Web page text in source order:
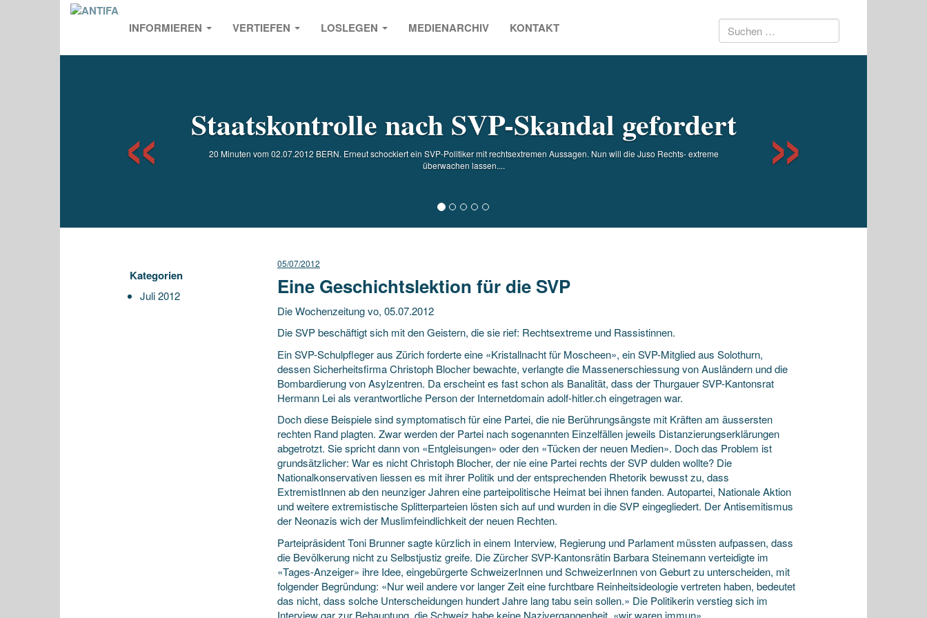
INFORMIEREN VERTIEFEN LOSLEGEN MEDIENARCHIV KONTAKT Suchen
Staatskontrolle nach SVP-Skandal gefordert
20 Minuten vom 02.07.2012 BERN. Erneut schockiert ein SVP-Politiker mit rechtsextremen Aussagen. Nun will die Juso Rechts- extreme
überwachen lassen....
Kategorien
Juli 2012
05/07/2012
Eine Geschichtslektion für die SVP
Die Wochenzeitung vo, 05.07.2012
Die SVP beschäftigt sich mit den Geistern, die sie rief: Rechtsextreme und Rassistinnen.
Ein SVP-Schulpfleger aus Zürich forderte eine «Kristallnacht für Moscheen», ein SVP-Mitglied aus Solothurn,
dessen Sicherheitsfirma Christoph Blocher bewachte, verlangte die Massenerschiessung von Ausländern und die
Bombardierung von Asylzentren. Da erscheint es fast schon als Banalität, dass der Thurgauer SVP-Kantonsrat
Hermann Lei als verantwortliche Person der Internetdomain adolf-hitler.ch eingetragen war.
Doch diese Beispiele sind symptomatisch für eine Partei, die nie Berührungsängste mit Kräften am äussersten
rechten Rand plagten. Zwar werden der Partei nach sogenannten Einzelfällen jeweils Distanzierungserklärungen
abgetrotzt. Sie spricht dann von «Entgleisungen» oder den «Tücken der neuen Medien». Doch das Problem ist
grundsätzlicher: War es nicht Chris­toph Blocher, der nie eine Partei rechts der SVP dulden wollte? Die
Nationalkonservativen liessen es mit ihrer Politik und der entsprechenden Rhetorik bewusst zu, dass
ExtremistInnen ab den neunziger Jahren eine parteipolitische Heimat bei ihnen fanden. Autopartei, Nationale Aktion
und weitere extremistische Splitterparteien lösten sich auf und wurden in die SVP eingegliedert. Der Antisemitismus
der Neonazis wich der Muslimfeindlichkeit der neuen Rechten.
Parteipräsident Toni Brunner sagte kürzlich in einem Interview, Regierung und Parlament müssten aufpassen, dass
die Bevölkerung nicht zu Selbstjustiz greife. Die Zürcher SVP-Kantonsrätin Barbara Steinemann verteidigte im
«Tages-Anzeiger» ihre Idee, eingebürgerte SchweizerInnen und SchweizerInnen von Geburt zu unterscheiden, mit
folgender Begründung: «Nur weil andere vor langer Zeit eine furchtbare Reinheitsideologie vertreten haben, bedeutet
das nicht, dass solche Unterscheidungen hundert Jahre lang tabu sein sollen.» Die Politikerin verstieg sich im
Interview gar zur Behauptung, die Schweiz habe keine Nazivergangenheit, «wir waren immun».